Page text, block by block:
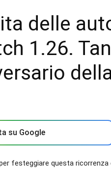
delle
1.26.
su Google
festeggiare questa ricorrenza